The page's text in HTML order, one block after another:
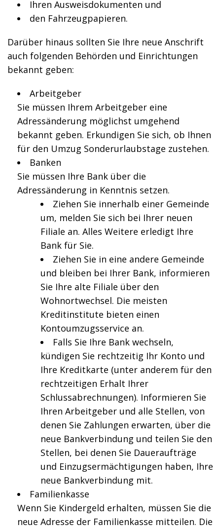
Ihren Ausweisdokumenten und
den Fahrzeugpapieren.
Darüber hinaus sollten Sie Ihre neue Anschrift
auch folgenden Behörden und Einrichtungen
bekannt geben:
Arbeitgeber
Sie müssen Ihrem Arbeitgeber eine
Adressänderung möglichst umgehend
bekannt geben. Erkundigen Sie sich, ob Ihnen
für den Umzug Sonderurlaubstage zustehen.
Banken
Sie müssen Ihre Bank über die
Adressänderung in Kenntnis setzen.
Ziehen Sie innerhalb einer Gemeinde
um, melden Sie sich bei Ihrer neuen
Filiale an. Alles Weitere erledigt Ihre
Bank für Sie.
Ziehen Sie in eine andere Gemeinde
und bleiben bei Ihrer Bank, informieren
Sie Ihre alte Filiale über den
Wohnortwechsel. Die meisten
Kreditinstitute bieten einen
Kontoumzugsservice an.
Falls Sie Ihre Bank wechseln,
kündigen Sie rechtzeitig Ihr Konto und
Ihre Kreditkarte (unter anderem für den
rechtzeitigen Erhalt Ihrer
Schlussabrechnungen). Informieren Sie
Ihren Arbeitgeber und alle Stellen, von
denen Sie Zahlungen erwarten, über die
neue Bankverbindung und teilen Sie den
Stellen, bei denen Sie Daueraufträge
und Einzugsermächtigungen haben, Ihre
neue Bankverbindung mit.
Familienkasse
Wenn Sie Kindergeld erhalten, müssen Sie die
neue Adresse der Familienkasse mitteilen. Die